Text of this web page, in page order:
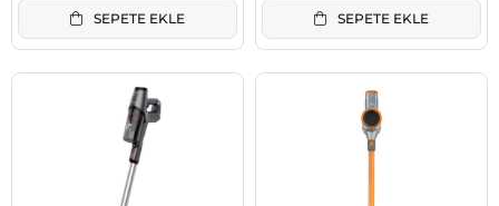
SEPETE EKLE SEPETE EKLE